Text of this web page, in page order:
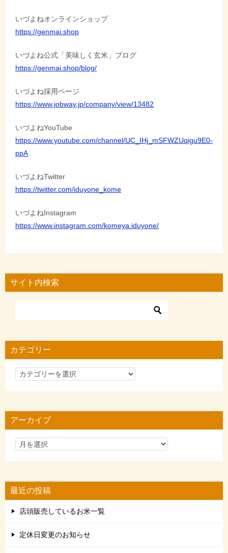
いづよねオンラインショップ
https://genmai.shop
いづよね公式「美味しく玄米」ブログ
https://genmai.shop/blog/
いづよね採用ページ
https://www.jobway.jp/company/view/13482
いづよねYouTube
https://www.youtube.com/channel/UC_IHj_mSFWZUqigu9E0-
ppA
いづよねTwitter
https://twitter.com/iduyone_kome
いづよねInstagram
https://www.instagram.com/komeya.iduyone/
サイト内検索
カテゴリー
カ
リ
アーカイブ
最近の投稿
店頭販売しているお米一覧
定休日変更のお知らせ